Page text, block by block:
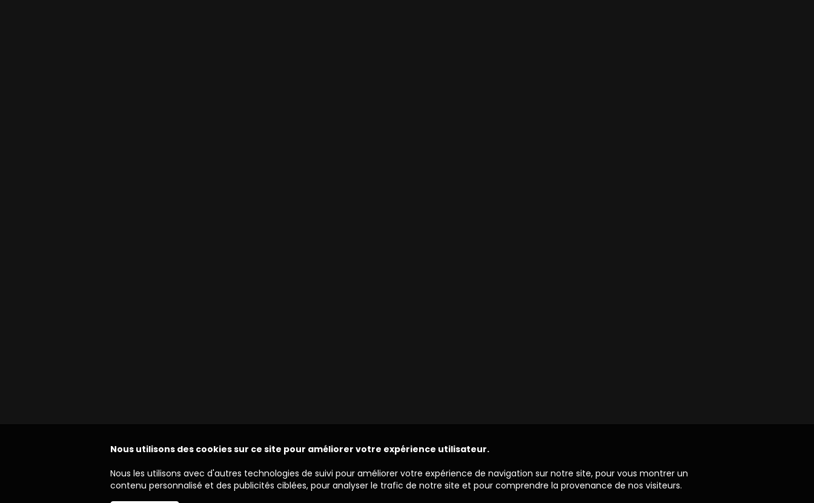
Nous utilisons des cookies sur ce site pour améliorer votre expérience utilisateur.
Nous les utilisons avec d'autres technologies de suivi pour améliorer votre expérience de navigation sur notre site, pour vous montrer un
contenu personnalisé et des publicités ciblées, pour analyser le trafic de notre site et pour comprendre la provenance de nos visiteurs.